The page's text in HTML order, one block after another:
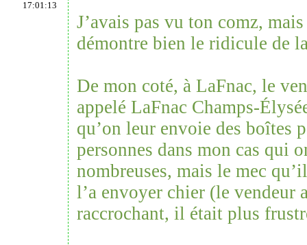
17:01:13
J’avais pas vu ton comz,
démontre bien le ridicule de
De mon coté, à LaFnac, le
appelé LaFnac Champs-
qu’on leur envoie des boîtes
personnes dans mon cas qui
nombreuses, mais le mec
l’a envoyer chier (le vendeur
raccrochant, il était plus